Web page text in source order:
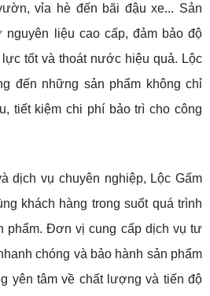
vỉa hè đến bãi đậu xe... Sản
liệu cao cấp, đảm bảo độ
tốt và thoát nước hiệu quả. Lộc
đến những sản phẩm không chỉ
tiết kiệm chi phí bảo trì cho công
dịch vụ chuyên nghiệp, Lộc Gấm
khách hàng trong suốt quá trình
phẩm. Đơn vị cung cấp dịch vụ tư
chóng và bảo hành sản phẩm
yên tâm về chất lượng và tiến độ